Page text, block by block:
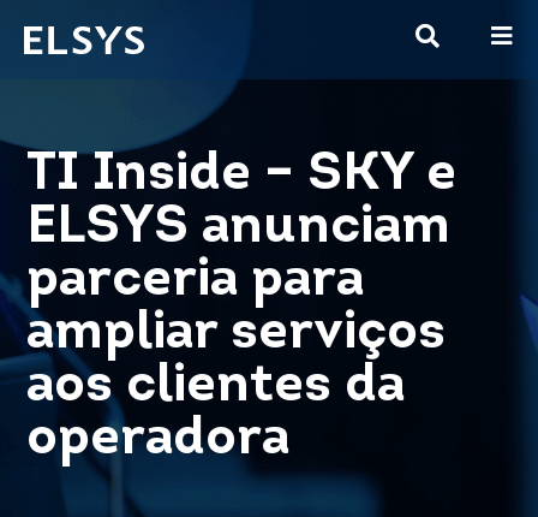
TI Inside – SKY e
ELSYS anunciam
parceria para
ampliar serviços
aos clientes da
operadora